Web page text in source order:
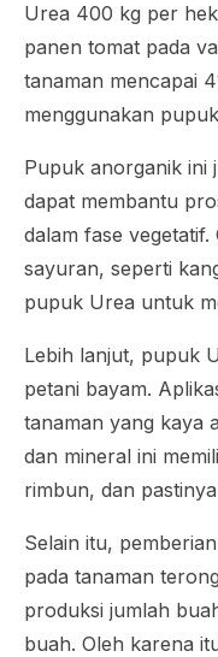
Urea 400 kg per
panen tomat pada
tanaman mencapai
menggunakan
Pupuk anorganik ini
dapat membantu
dalam fase
sayuran, seperti
pupuk Urea untuk
Lebih lanjut, pupuk
petani bayam.
tanaman yang kaya
dan mineral ini
rimbun, dan
Selain itu,
pada tanaman
produksi jumlah
buah. Oleh karena